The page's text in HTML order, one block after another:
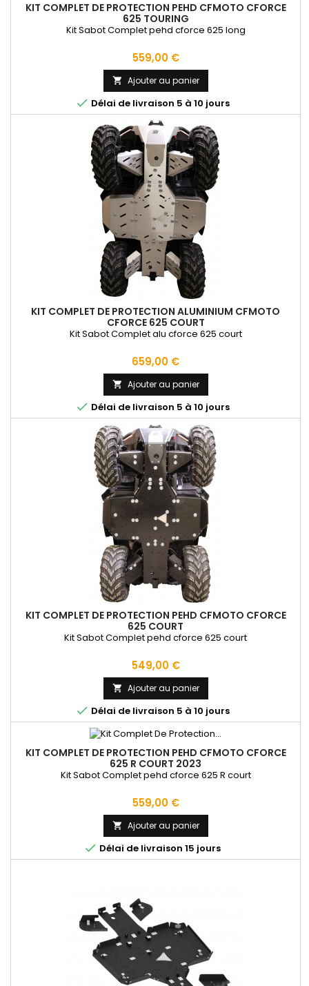
KIT COMPLET DE PROTECTION PEHD CFMOTO CFORCE
625 TOURING
Kit Sabot Complet pehd cforce 625 long
Prix
559,00 €
 Ajouter au panier
 Délai de livraison 5 à 10 jours
KIT COMPLET DE PROTECTION ALUMINIUM CFMOTO
CFORCE 625 COURT
Kit Sabot Complet alu cforce 625 court
Prix
659,00 €
 Ajouter au panier
 Délai de livraison 5 à 10 jours
KIT COMPLET DE PROTECTION PEHD CFMOTO CFORCE
625 COURT
Kit Sabot Complet pehd cforce 625 court
Prix
549,00 €
 Ajouter au panier
 Délai de livraison 5 à 10 jours
KIT COMPLET DE PROTECTION PEHD CFMOTO CFORCE
625 R COURT 2023
Kit Sabot Complet pehd cforce 625 R court
Prix
559,00 €
 Ajouter au panier
 Délai de livraison 15 jours